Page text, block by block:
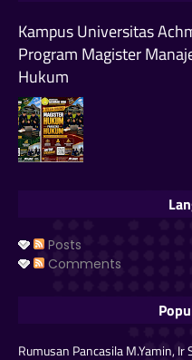
Kampus Universitas
Program Magister
Hukum
Posts
Comments
Rumusan Pancasila M.Yamin,